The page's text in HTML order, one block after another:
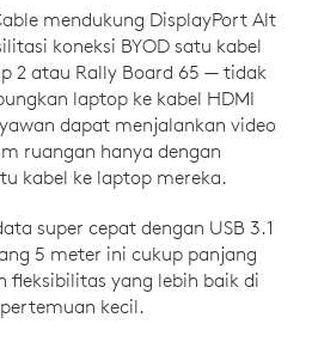
mendukung DisplayPort Alt
koneksi BYOD satu kabel
2 atau Rally Board 65 — tidak
laptop ke kabel HDMI
dapat menjalankan video
ruangan hanya dengan
kabel ke laptop mereka.
super cepat dengan USB 3.1
5 meter ini cukup panjang
fleksibilitas yang lebih baik di
kecil.